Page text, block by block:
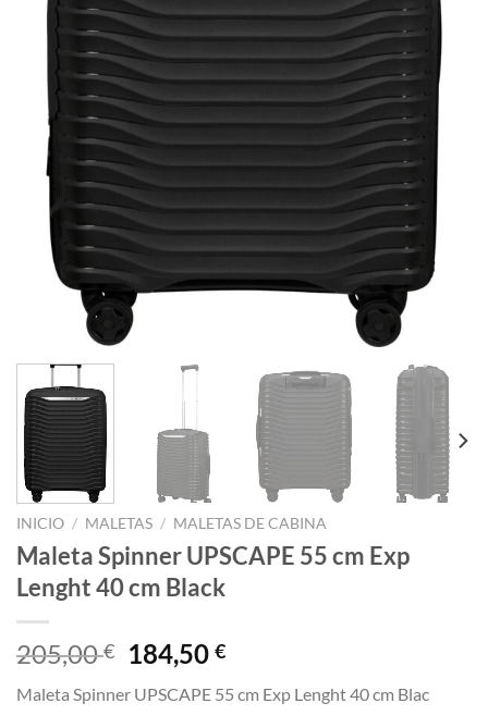
INICIO / MALETAS / MALETAS DE CABINA
Maleta Spinner UPSCAPE 55 cm Exp
Lenght 40 cm Black
205,00€
El
precio
original
184,50€El
actual
Maleta Spinner UPSCAPE 55 cm Exp Lenght 40 cm Blac